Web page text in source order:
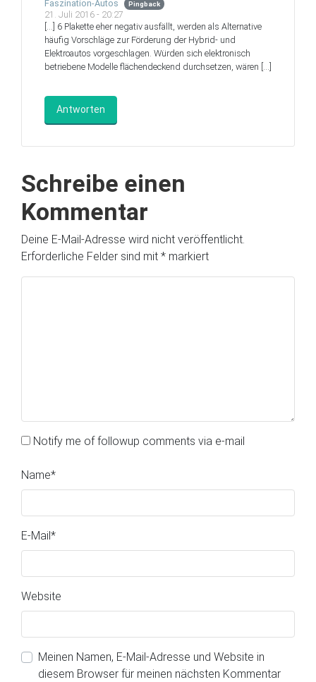
Faszination-Autos Pingback
21. Juli 2016 - 20:27
[…] 6 Plakette eher negativ ausfällt, werden als Alternative
häufig Vorschläge zur Förderung der Hybrid- und
Elektroautos vorgeschlagen. Würden sich elektronisch
betriebene Modelle flächendeckend durchsetzen, wären […]
Antworten
Schreibe einen
Kommentar
Deine E-Mail-Adresse wird nicht veröffentlicht.
Erforderliche Felder sind mit * markiert
Notify me of followup comments via e-mail
Name*
E-Mail *
Website
Meinen Namen, E-Mail-Adresse und Website in
diesem Browser für meinen nächsten Kommentar